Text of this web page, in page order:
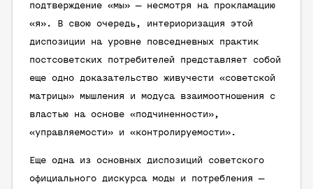
подтверждение «мы» — несмотря на прокламацию
«я». В свою очередь, интериоризация этой
диспозиции на уровне повседневных практик
постсоветских потребителей представляет собой
еще одно доказательство живучести «советской
матрицы» мышления и модуса взаимоотношения с
властью на основе «подчиненности»,
«управляемости» и «контролируемости».
Еще одна из основных диспозиций советского
официального дискурса моды и потребления —